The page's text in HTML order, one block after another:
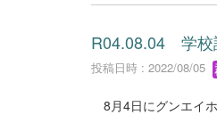
R04.08.04 学校
投稿日時 : 2022/08/05
8月4日にグンエイ